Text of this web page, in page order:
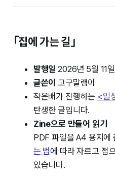
｢집에 가는 길｣
발행일2026년 5월 11일
글쓴이고구말랭이
작은배가 진행하는 <일
탄생한 글입니다.
Zine으로 만들어 읽기
PDF 파일을 A4 용지에
는 법에 따라 자르고 접
있습니다.